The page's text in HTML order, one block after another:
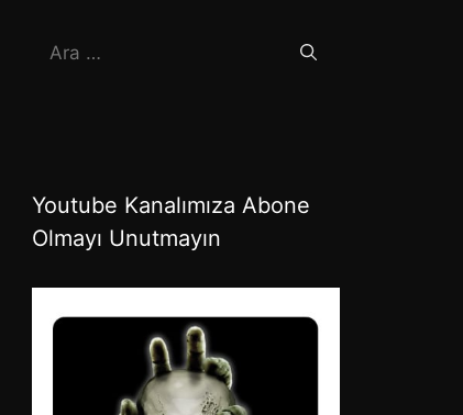
için
Youtube Kanalımıza Abone
Olmayı Unutmayın